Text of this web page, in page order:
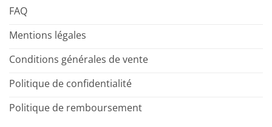
FAQ
Mentions légales
Conditions générales de vente
Politique de confidentialité
Politique de remboursement